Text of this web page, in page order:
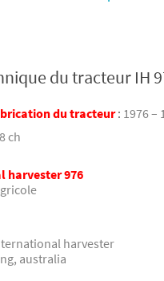
du tracteur IH
du tracteur: 1976 –
ch
harvester 976
harvester
australia